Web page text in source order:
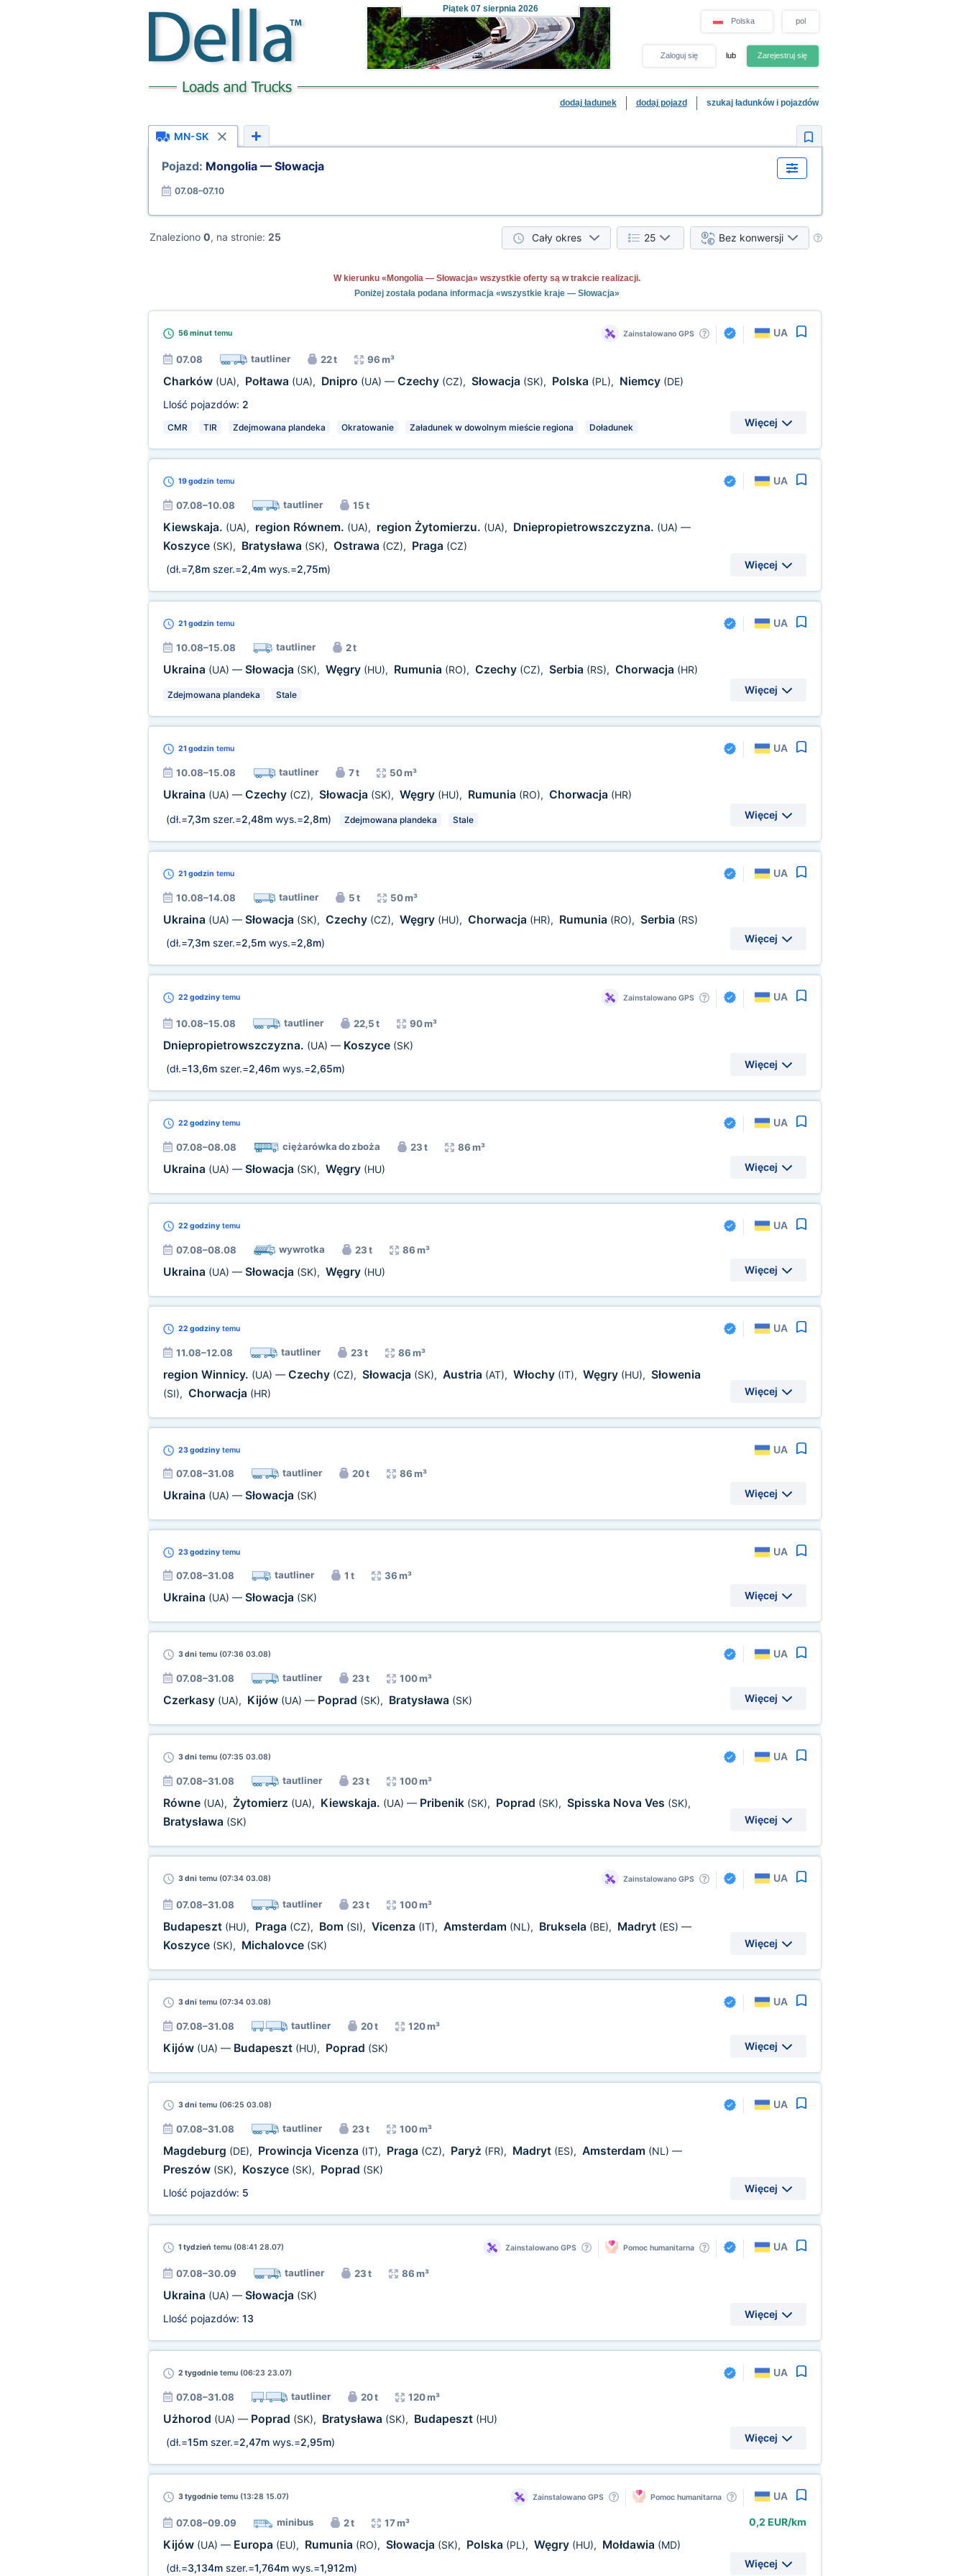
Piątek07 sierpnia 2026
Polska pol
Zaloguj się lub Zarejestruj się
dodaj ładunek dodaj pojazd szukaj ładunków i pojazdów
MN-SK
Pojazd: Mongolia — Słowacja
07.08–07.10
Znaleziono 0, na stronie: 25 Cały okres 25 Bez konwersji
W kierunku «Mongolia — Słowacja» wszystkie oferty są w trakcie realizacji.
Poniżej została podana informacja «wszystkie kraje — Słowacja»
56 minuttemu Zainstalowano GPS UA
07.08 tautliner 22 t 96 m³
Charków (UA), Połtawa (UA), Dnipro (UA) — Czechy (CZ), Słowacja (SK), Polska (PL), Niemcy (DE)
Llość pojazdów: 2
CMR TIR Zdejmowana plandeka Okratowanie Załadunek w dowolnym mieście regiona Doładunek Więcej
19 godzin temu UA
07.08–10.08 tautliner 15 t
Kiewskaja. (UA), region Równem. (UA), region Żytomierzu. (UA), Dniepropietrowszczyzna. (UA) —
Koszyce (SK), Bratysława (SK), Ostrawa (CZ), Praga (CZ)
(dł.=7,8mszer.=2,4mwys.=2,75m) Więcej
21 godzin temu UA
10.08–15.08 tautliner 2 t
Ukraina (UA) — Słowacja (SK), Węgry (HU), Rumunia (RO), Czechy (CZ), Serbia (RS), Chorwacja (HR)
Zdejmowana plandeka Stale Więcej
21 godzin temu UA
10.08–15.08 tautliner 7 t 50 m³
Ukraina (UA) — Czechy (CZ), Słowacja (SK), Węgry (HU), Rumunia (RO), Chorwacja (HR)
(dł.=7,3mszer.=2,48mwys.=2,8m) Zdejmowana plandeka Stale Więcej
21 godzin temu UA
10.08–14.08 tautliner 5 t 50 m³
Ukraina (UA) — Słowacja (SK), Czechy (CZ), Węgry (HU), Chorwacja (HR), Rumunia (RO), Serbia (RS)
(dł.=7,3mszer.=2,5mwys.=2,8m) Więcej
22 godzinytemu Zainstalowano GPS UA
10.08–15.08 tautliner 22,5 t 90 m³
Dniepropietrowszczyzna. (UA) — Koszyce (SK)
(dł.=13,6mszer.=2,46mwys.=2,65m) Więcej
22 godzinytemu UA
07.08–08.08 ciężarówka do zboża 23 t 86 m³
Ukraina (UA) — Słowacja (SK), Węgry (HU) Więcej
22 godzinytemu UA
07.08–08.08 wywrotka 23 t 86 m³
Ukraina (UA) — Słowacja (SK), Węgry (HU) Więcej
22 godzinytemu UA
11.08–12.08 tautliner 23 t 86 m³
region Winnicy. (UA) — Czechy (CZ), Słowacja (SK), Austria (AT), Włochy (IT), Węgry (HU), Słowenia
(SI), Chorwacja (HR) Więcej
23 godzinytemu UA
07.08–31.08 tautliner 20 t 86 m³
Ukraina (UA) — Słowacja (SK) Więcej
23 godzinytemu UA
07.08–31.08 tautliner 1 t 36 m³
Ukraina (UA) — Słowacja (SK) Więcej
3 dnitemu (07:36 03.08) UA
07.08–31.08 tautliner 23 t 100 m³
Czerkasy (UA), Kijów (UA) — Poprad (SK), Bratysława (SK) Więcej
3 dnitemu (07:35 03.08) UA
07.08–31.08 tautliner 23 t 100 m³
Równe (UA), Żytomierz (UA), Kiewskaja. (UA) — Pribenik (SK), Poprad (SK), Spisska Nova Ves (SK),
Bratysława (SK) Więcej
3 dnitemu (07:34 03.08) Zainstalowano GPS UA
07.08–31.08 tautliner 23 t 100 m³
Budapeszt (HU), Praga (CZ), Bom (SI), Vicenza (IT), Amsterdam (NL), Bruksela (BE), Madryt (ES) —
Koszyce (SK), Michalovce (SK) Więcej
3 dnitemu (07:34 03.08) UA
07.08–31.08 tautliner 20 t 120 m³
Kijów (UA) — Budapeszt (HU), Poprad (SK) Więcej
3 dnitemu (06:25 03.08) UA
07.08–31.08 tautliner 23 t 100 m³
Magdeburg (DE), Prowincja Vicenza (IT), Praga (CZ), Paryż (FR), Madryt (ES), Amsterdam (NL) —
Preszów (SK), Koszyce (SK), Poprad (SK)
Llość pojazdów: 5 Więcej
1 tydzień temu (08:41 28.07) Zainstalowano GPS Pomoc humanitarna UA
07.08–30.09 tautliner 23 t 86 m³
Ukraina (UA) — Słowacja (SK)
Llość pojazdów: 13 Więcej
2 tygodnietemu (06:23 23.07) UA
07.08–31.08 tautliner 20 t 120 m³
Użhorod (UA) — Poprad (SK), Bratysława (SK), Budapeszt (HU)
(dł.=15mszer.=2,47mwys.=2,95m) Więcej
3 tygodnietemu (13:28 15.07) Zainstalowano GPS Pomoc humanitarna UA
07.08–09.09 minibus 2 t 17 m³
Kijów (UA) — Europa (EU), Rumunia (RO), Słowacja (SK), Polska (PL), Węgry (HU), Mołdawia (MD)
(dł.=3,134mszer.=1,764mwys.=1,912m)
0,2 EUR/km
Więcej